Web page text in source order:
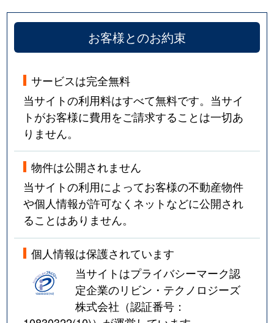
お客様とのお約束
サービスは完全無料
当サイトの利用料はすべて無料です。当サイ
トがお客様に費用をご請求することは一切あ
りません。
物件は公開されません
当サイトの利用によってお客様の不動産物件
や個人情報が許可なくネットなどに公開され
ることはありません。
個人情報は保護されています
当サイトはプライバシーマーク認
定企業のリビン・テクノロジーズ
株式会社（認証番号：